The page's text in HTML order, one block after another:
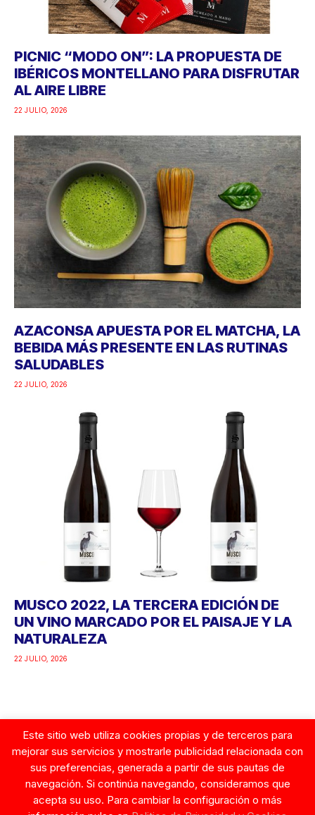
PICNIC “MODO ON”: LA PROPUESTA DE
IBÉRICOS MONTELLANO PARA DISFRUTAR
AL AIRE LIBRE
22 JULIO, 2026
AZACONSA APUESTA POR EL MATCHA, LA
BEBIDA MÁS PRESENTE EN LAS RUTINAS
SALUDABLES
22 JULIO, 2026
MUSCO 2022, LA TERCERA EDICIÓN DE
UN VINO MARCADO POR EL PAISAJE Y LA
NATURALEZA
22 JULIO, 2026
Google
Este sitio web utiliza cookies propias y de terceros para
mejorar sus servicios y mostrarle publicidad relacionada con
sus preferencias, generada a partir de sus pautas de
navegación. Si continúa navegando, consideramos que
acepta su uso. Para cambiar la configuración o más